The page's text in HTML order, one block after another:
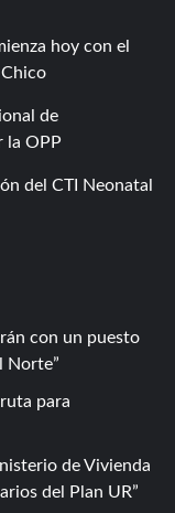
hoy con el
de
la OPP
del CTI Neonatal
con un puesto
Norte
para
de Vivienda
del Plan UR